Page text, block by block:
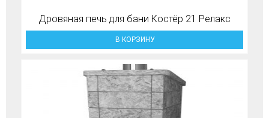
Дровяная печь для бани Костёр 21 Релакс
В КОРЗИНУ